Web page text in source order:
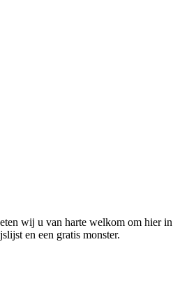
wij u van harte welkom om hier
en een gratis monster.